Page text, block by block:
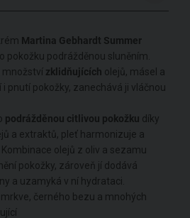
Martina Gebhardt Summer
pokožku podrážděnou sluněním.
množství zklidňujících olejů, másel a
pnutí pokožky, zanechává ji vláčnou
podrážděnou citlivou pokožku díky
a extraktů, pleť harmonizuje a
olejů z oliv a sezamu
pokožky, zároveň jí dodává
a uzamyká v ní hydrataci.
černého bezu a mnohých